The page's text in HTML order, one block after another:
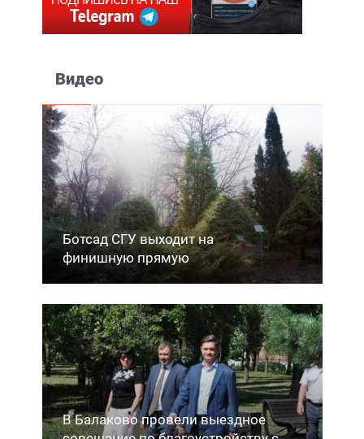
Видео
Ботсад СГУ выходит на
финишную прямую
В Балаково провели выездное